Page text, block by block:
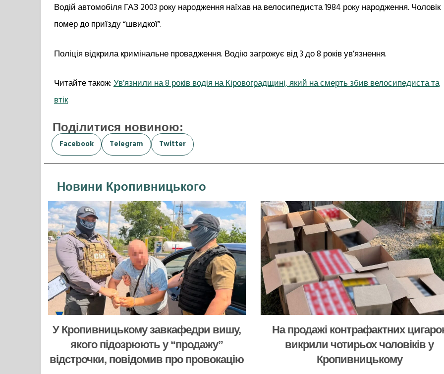
Водій автомобіля ГАЗ 2003 року народження наїхав на велосипедиста 1984 року народження. Чоловік
помер до приїзду “швидкої”.
Поліція відкрила кримінальне провадження. Водію загрожує від 3 до 8 років ув’язнення.
Читайте також:Ув’язнили на 8 років водія на Кіровоградщині, який на смерть збив велосипедиста та
втік
Поділитися новиною:
Facebook Telegram Twitter
Новини Кропивницького
У Кропивницькому завкафедри вишу,
якого підозрюють у “продажу”
відстрочки, повідомив про провокацію
На продажі контрафактних
викрили чотирьох чоловіків у
Кропивницькому